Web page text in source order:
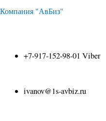
Перейти
содержимому
Компания "АвБиз"
+7-917-152-98-01 Viber
ivanov@1s-avbiz.ru